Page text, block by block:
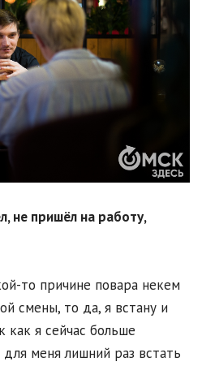
не пришёл на работу,
то причине повара некем
смены, то да, я встану и
как я сейчас больше
меня лишний раз встать